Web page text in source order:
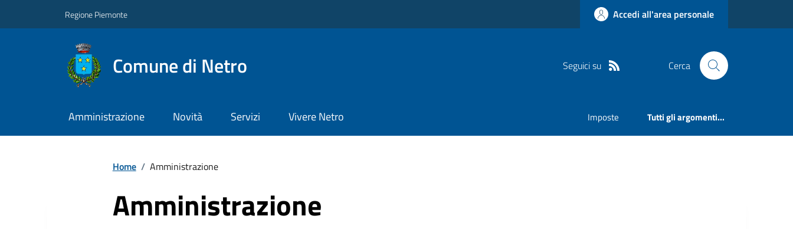
Regione Piemonte Accedi all'area personale
Comune di Netro Seguici su Cerca
Amministrazione Novità Servizi Vivere Netro Imposte Tutti gli argomenti...
Home / Amministrazione
Amministrazione